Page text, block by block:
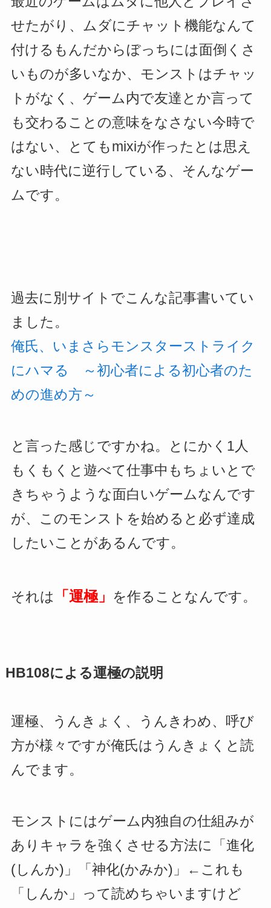
せたがり、ムダにチャット機能なんて
付けるもんだからぼっちには面倒くさ
いものが多いなか、モンストはチャッ
トがなく、ゲーム内で友達とか言って
も交わることの意味をなさない今時で
はない、とてもmixiが作ったとは思え
ない時代に逆行している、そんなゲー
ムです。
過去に別サイトでこんな記事書いてい
ました。
俺氏、いまさらモンスターストライク
にハマる ～初心者による初心者のた
めの進め方～
と言った感じですかね。とにかく1人
もくもくと遊べて仕事中もちょいとで
きちゃうような面白いゲームなんです
が、このモンストを始めると必ず達成
したいことがあるんです。
それは 「運極」 を作ることなんです。
HB108による運極の説明
運極、うんきょく、うんきわめ、呼び
方が様々ですが俺氏はうんきょくと読
んでます。
モンストにはゲーム内独自の仕組みが
ありキャラを強くさせる方法に「進化
(しんか)」「神化(かみか)」←これも
「しんか」って読めちゃいますけど